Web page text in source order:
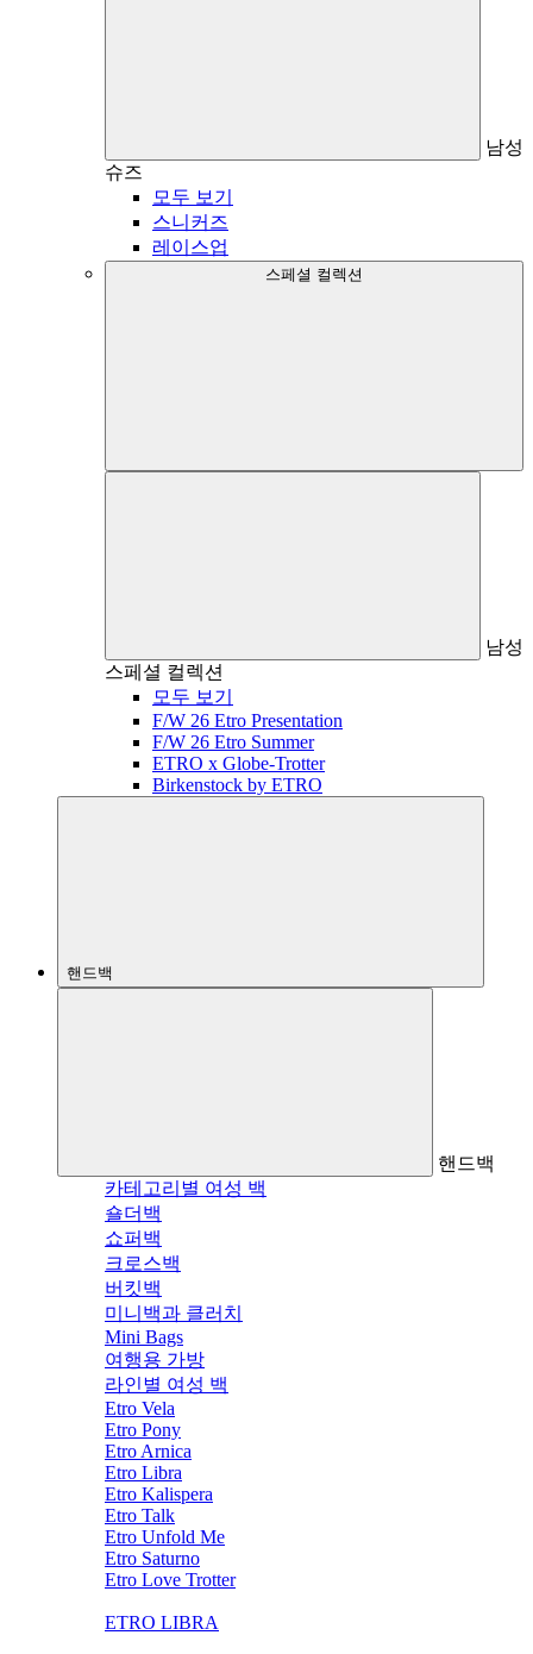
남성
슈즈
모두 보기
스니커즈
레이스업
스페셜 컬렉션
남성
스페셜 컬렉션
모두 보기
F/W 26 Etro Presentation
F/W 26 Etro Summer
ETRO x Globe-Trotter
Birkenstock by ETRO
핸드백
핸드백
카테고리별 여성 백
숄더백
쇼퍼백
크로스백
버킷백
미니백과 클러치
Mini Bags
여행용 가방
라인별 여성 백
Etro Vela
Etro Pony
Etro Arnica
Etro Libra
Etro Kalispera
Etro Talk
Etro Unfold Me
Etro Saturno
Etro Love Trotter
ETRO LIBRA